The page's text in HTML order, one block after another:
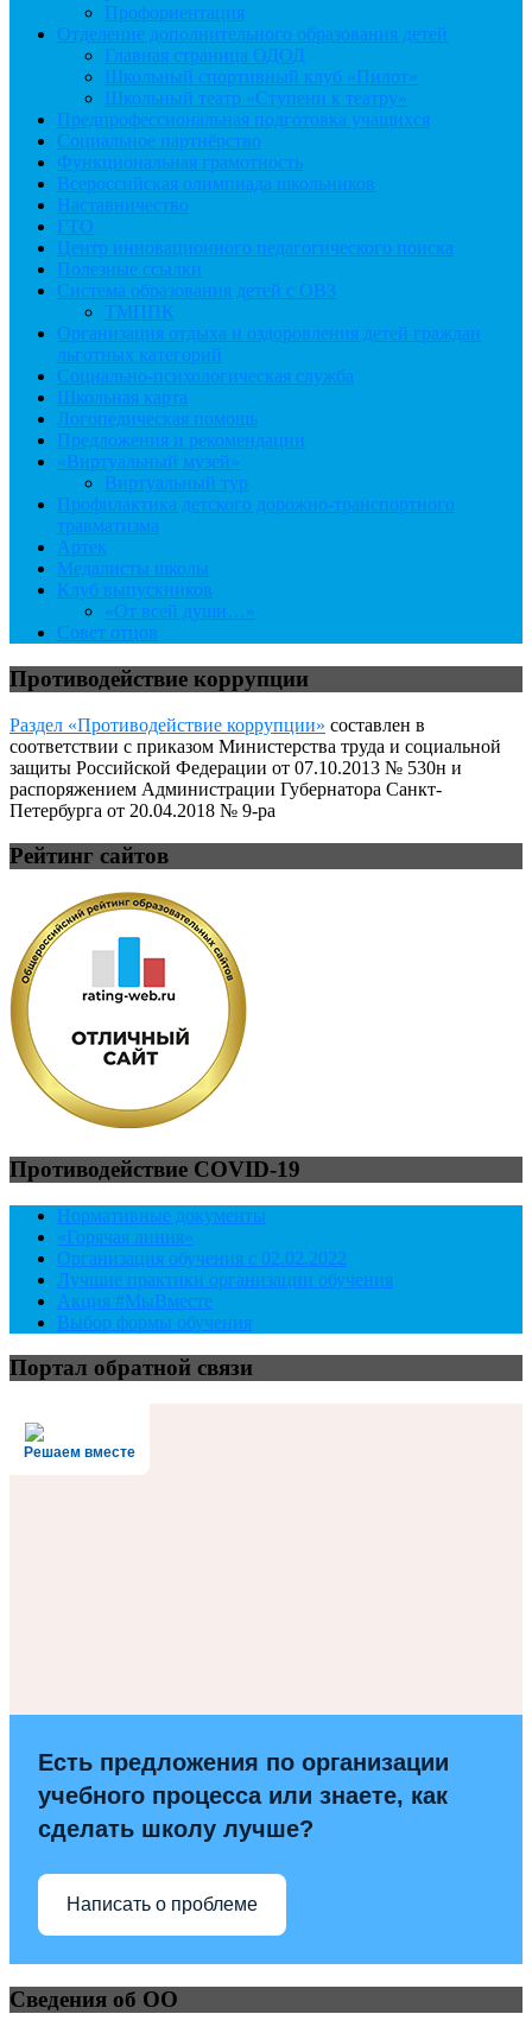
Профориентация
Отделение дополнительного образования детей
Главная страница ОДОД
Школьный спортивный клуб «Пилот»
Школьный театр «Ступени к театру»
Предпрофессиональная подготовка учащихся
Социальное партнёрство
Функциональная грамотность
Всероссийская олимпиада школьников
Наставничество
ГТО
Центр инновационного педагогического поиска
Полезные ссылки
Система образования детей с ОВЗ
ТМППК
Организация отдыха и оздоровления детей граждан
льготных категорий
Социально-психологическая служба
Школьная карта
Логопедическая помощь
Предложения и рекомендации
«Виртуальный музей»
Виртуальный тур
Профилактика детского дорожно-транспортного
травматизма
Артек
Медалисты школы
Клуб выпускников
«От всей души…»
Совет отцов
Противодействие коррупции
Раздел «Противодействие коррупции» составлен в
соответствии с приказом Министерства труда и социальной
защиты Российской Федерации от 07.10.2013 № 530н и
распоряжением Администрации Губернатора Санкт-
Петербурга от 20.04.2018 № 9-ра
Рейтинг сайтов
Противодействие COVID-19
Нормативные документы
«Горячая линия»
Организация обучения с 02.02.2022
Лучшие практики организации обучения
Акция #МыВместе
Выбор формы обучения
Портал обратной связи
Решаем вместе
Есть предложения по организации
учебного процесса или знаете, как
сделать школу лучше?
Написать о проблеме
Сведения об ОО